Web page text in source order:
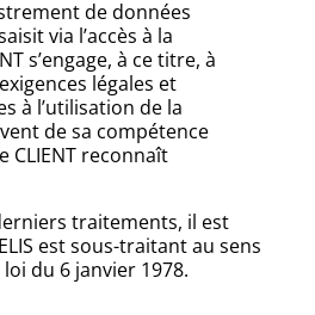
de données
via l’accès à la
s’engage, à ce titre, à
légales et
à l’utilisation de la
de sa compétence
CLIENT reconnaît
traitements, il est
est sous-traitant au sens
du 6 janvier 1978.